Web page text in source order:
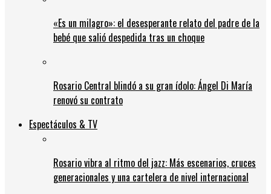
«Es un milagro»: el desesperante relato del padre de la
bebé que salió despedida tras un choque
Rosario Central blindó a su gran ídolo: Ángel Di María
renovó su contrato
Espectáculos & TV
Rosario vibra al ritmo del jazz: Más escenarios, cruces
generacionales y una cartelera de nivel internacional